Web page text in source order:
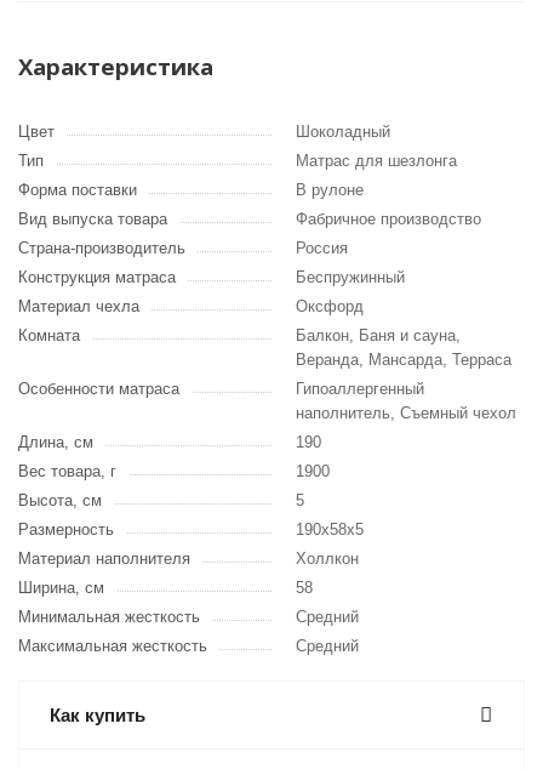
Характеристика
Цвет
Шоколадный
Тип
Матрас для шезлонга
Форма поставки
В рулоне
Вид выпуска товара
Фабричное производство
Страна-производитель
Россия
Конструкция матраса
Беспружинный
Материал чехла
Оксфорд
Комната
Балкон, Баня и сауна,
Веранда, Мансарда, Терраса
Особенности матраса
Гипоаллергенный
наполнитель, Съемный чехол
Длина, см
190
Вес товара, г
1900
Высота, см
5
Размерность
190х58х5
Материал наполнителя
Холлкон
Ширина, см
58
Минимальная жесткость
Средний
Максимальная жесткость
Средний
Как купить